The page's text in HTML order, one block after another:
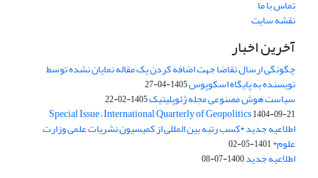
تماس با ما
نقشه سایت
آخرین اخبار
چگونگی ارسال تقاضا جهت اضافه کردن یک مقاله نمایان نشده توسط
نویسنده به پایگاه اسکوپوس1405-04-27
سیاست هوش مصنوعی مجله ژئوپلیتیک1405-02-22
Special Issue – International Quarterly of Geopolitics1404-09-21
اطلاعیه جدید *کسب رتبه بین المللی از کمیسیون نشریات علمی وزارت
علوم*1401-05-02
اطلاعیه جدید1400-07-08